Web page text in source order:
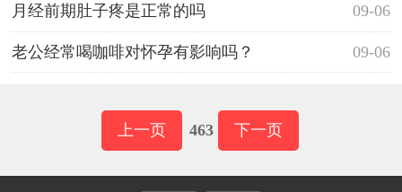
09-06
月经前期肚子疼是正常的吗
09-06
老公经常喝咖啡对怀孕有影响吗？
上一页 463 下一页